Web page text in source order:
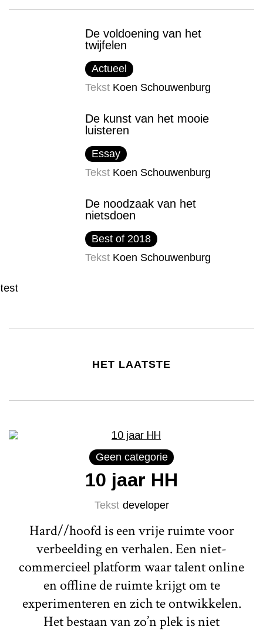
De voldoening van het
twijfelen
Actueel
Tekst Koen Schouwenburg
De kunst van het mooie
luisteren
Essay
Tekst Koen Schouwenburg
De noodzaak van het
nietsdoen
Best of 2018
Tekst Koen Schouwenburg
test
HET LAATSTE
Geen categorie
10 jaar HH
Tekst developer
Hard//hoofd is een vrije ruimte voor
verbeelding en verhalen. Een niet-
commercieel platform waar talent online
en offline de ruimte krijgt om te
experimenteren en zich te ontwikkelen.
Het bestaan van zo’n plek is niet